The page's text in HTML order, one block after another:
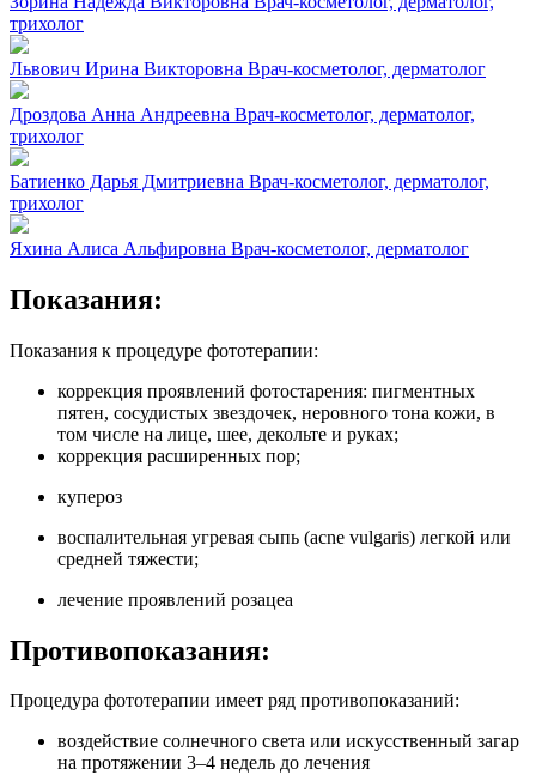
трихолог
Львович Ирина Викторовна Врач-косметолог, дерматолог
Дроздова Анна Андреевна Врач-косметолог, дерматолог,
трихолог
Батиенко Дарья Дмитриевна Врач-косметолог, дерматолог,
трихолог
Яхина Алиса Альфировна Врач-косметолог, дерматолог
Показания:
Показания к процедуре фототерапии:
коррекция проявлений фотостарения: пигментных
пятен, сосудистых звездочек, неровного тона кожи, в
том числе на лице, шее, декольте и руках;
коррекция расширенных пор;
купероз
воспалительная угревая сыпь (acne vulgaris) легкой или
средней тяжести;
лечение проявлений розацеа
Противопоказания:
Процедура фототерапии имеет ряд противопоказаний:
воздействие солнечного света или искусственный загар
на протяжении 3–4 недель до лечения